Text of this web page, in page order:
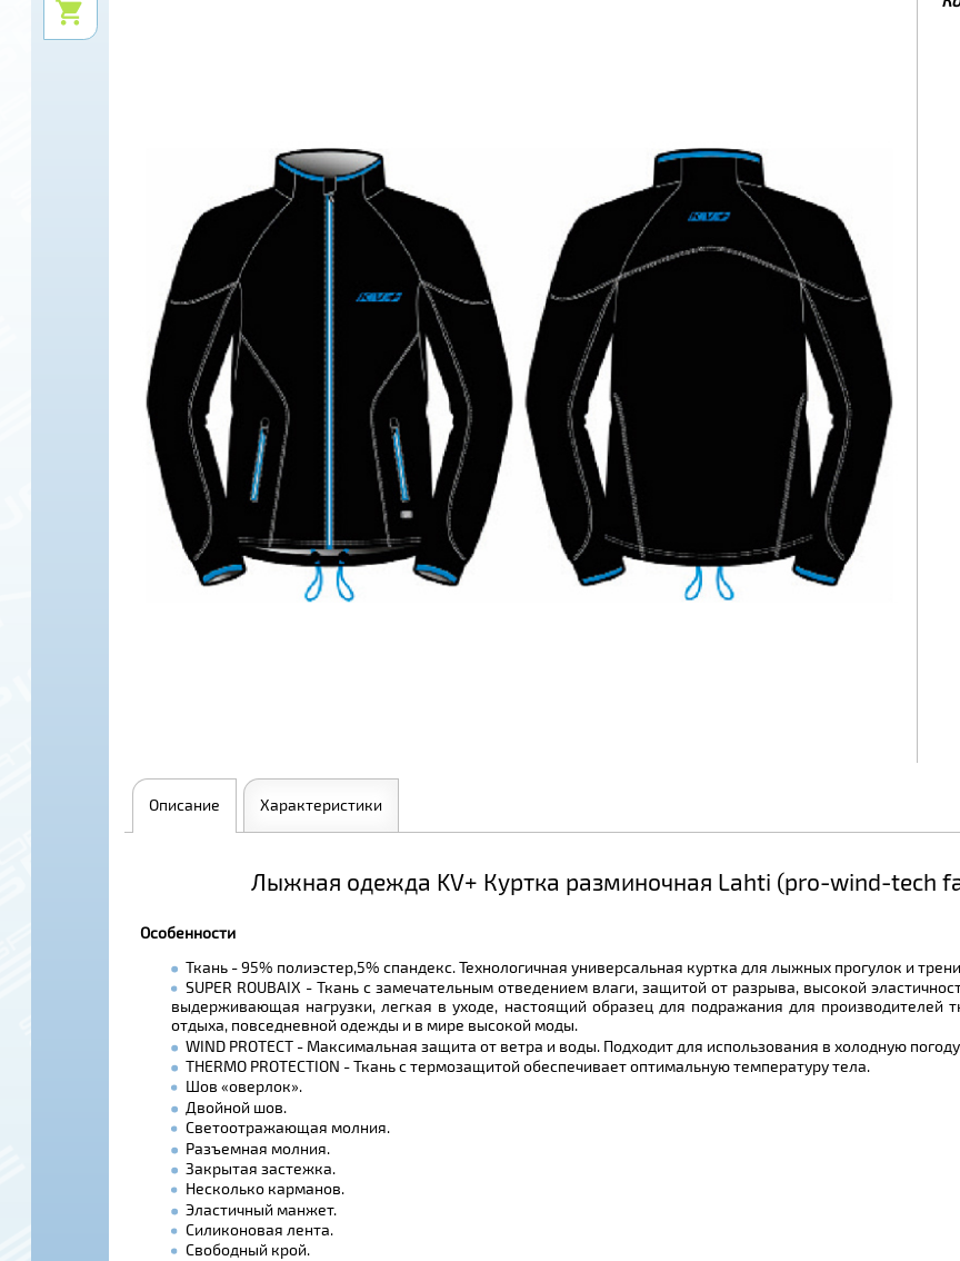
Описание Характеристики
Лыжная одежда KV+ Куртка разминочная Lahti (pro-wind-tech
Особенности
Ткань - 95% полиэстер,5% спандекс. Технологичная универсальная куртка для лыжных прогулок и
SUPER ROUBAIX - Ткань с замечательным отведением влаги, защитой от разрыва, высокой
выдерживающая нагрузки, легкая в уходе, настоящий образец для подражания для производителей
отдыха, повседневной одежды и в мире высокой моды.
WIND PROTECT - Максимальная защита от ветра и воды. Подходит для использования в холодную
THERMO PROTECTION - Ткань с термозащитой обеспечивает оптимальную температуру тела.
Шов «оверлок».
Двойной шов.
Светоотражающая молния.
Разъемная молния.
Закрытая застежка.
Несколько карманов.
Эластичный манжет.
Силиконовая лента.
Свободный крой.